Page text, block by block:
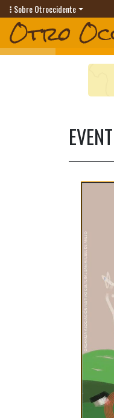
Sobre Otroccidente